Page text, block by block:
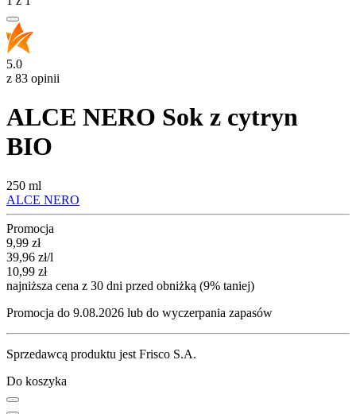
5.0
z 83 opinii
ALCE NERO Sok z cytryn
BIO
250 ml
ALCE NERO
Promocja
Cena promocyjna
9,99 zł
39,96 zł/l
10,99 zł
najniższa cena z 30 dni przed obniżką (9% taniej)
Promocja do 9.08.2026 lub do wyczerpania zapasów
Sprzedawcą produktu jest Frisco S.A.
Do koszyka